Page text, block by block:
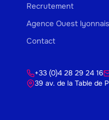
Recrutement
Agence Ouest lyonnais
Contact
+33 (0)4 28 29 24 16
39 av. de la Table de